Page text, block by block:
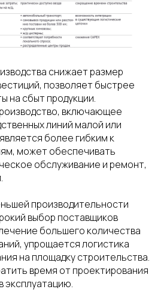
снижает размер
позволяет быстрее
на сбыт продукции.
включающее
линий малой или
более гибким к
может обеспечивать
обслуживание и ремонт,
производительности
выбор поставщиков
большего количества
упрощается логистика
на площадку строительства.
время от проектирования
эксплуатацию.